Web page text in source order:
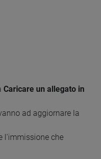
Caricare un allegato in
ad aggiornare la
l'immissione che